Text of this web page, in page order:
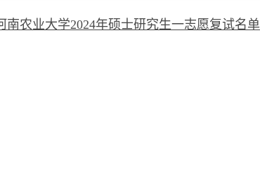
南农业大学2024年硕士研究生一志愿复试名单